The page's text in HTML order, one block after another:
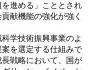
進める」こととされ
献機能の強化が強く
学技術振興事業のよ
を選定する仕組みで
戦略において、国が